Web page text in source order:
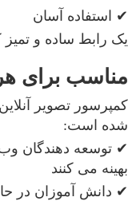
✔ استفاده آسان
یک رابط ساده و
مناسب برای
کمپرسور تصویر
شده است:
✔ توسعه دهندگان
بهینه می کنند
✔ دانش آموزان در